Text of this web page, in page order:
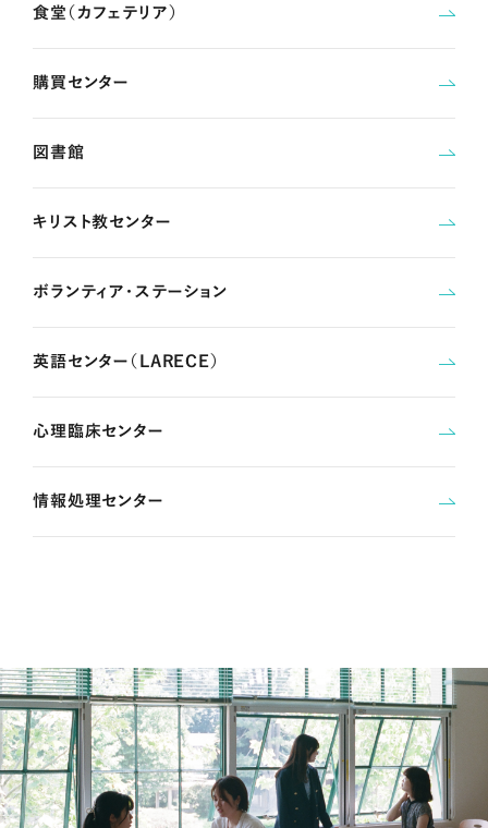
食堂（カフェテリア）
購買センター
図書館
キリスト教センター
ボランティア・ステーション
英語センター（LARECE）
心理臨床センター
情報処理センター